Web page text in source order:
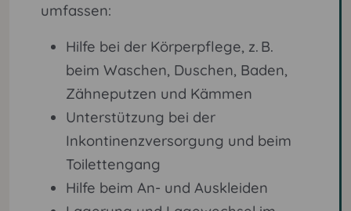
umfassen:
Hilfe bei der Körperpflege, z. B.
beim Waschen, Duschen, Baden,
Zähneputzen und Kämmen
Unterstützung bei der
Inkontinenzversorgung und beim
Toilettengang
Hilfe beim An- und Auskleiden